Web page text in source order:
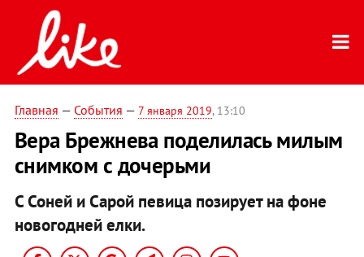
Главная — События — 7 января 2019, 13:10
Вера Брежнева поделилась милым
снимком с дочерьми
С Соней и Сарой певица позирует на фоне
новогодней елки.